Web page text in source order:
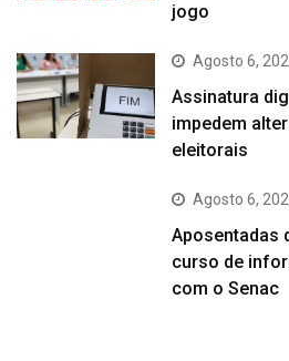
jogo
Agosto 6,
Assinatura
impedem
eleitorais
Agosto 6,
Aposentadas
curso de
com o Senac